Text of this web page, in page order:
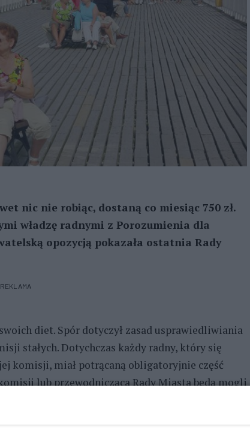
nic nie robiąc, dostaną co miesiąc 750 zł.
władzę radnymi z Porozumienia dla
opozycją pokazała ostatnia Rady
REKLAMA
diet. Spór dotyczył zasad usprawiedliwiania
stałych. Dotychczas każdy radny, który się
komisji, miał potrącaną obligatoryjnie część
lub przewodnicząca Rady Miasta będą mogli
do Porozumienia dla Kołobrzegu radny